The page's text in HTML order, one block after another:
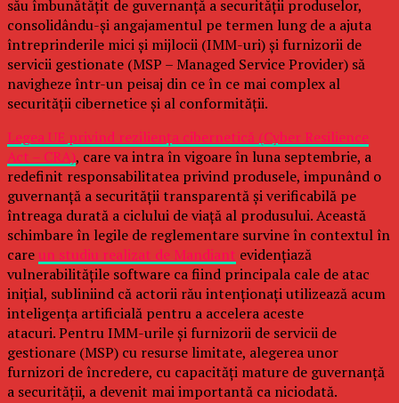
său îmbunătățit de guvernanță a securității produselor,
consolidându-și angajamentul pe termen lung de a ajuta
întreprinderile mici și mijlocii (IMM-uri) și furnizorii de
servicii gestionate (MSP – Managed Service Provider) să
navigheze într-un peisaj din ce în ce mai complex al
securității cibernetice și al conformității.
Legea UE privind reziliența cibernetică (Cyber Resilience
Act – CRA), care va intra în vigoare în luna septembrie, a
redefinit responsabilitatea privind produsele, impunând o
guvernanță a securității transparentă și verificabilă pe
întreaga durată a ciclului de viață al produsului. Această
schimbare în legile de reglementare survine în contextul în
careun studiu realizat de Mandiant evidențiază
vulnerabilitățile software ca fiind principala cale de atac
inițial, subliniind că actorii rău intenționați utilizează acum
inteligența artificială pentru a accelera aceste
atacuri. Pentru IMM-urile și furnizorii de servicii de
gestionare (MSP) cu resurse limitate, alegerea unor
furnizori de încredere, cu capacități mature de guvernanță
a securității, a devenit mai importantă ca niciodată.